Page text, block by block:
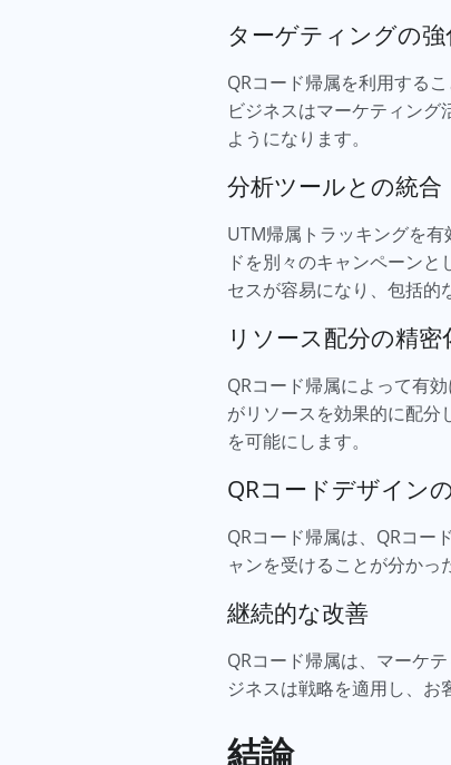
ターゲティングの強
QRコード帰属を利用する
ビジネスはマーケティン
ようになります。
分析ツールとの統合
UTM帰属トラッキングを
ドを別々のキャンペーン
セスが容易になり、包括的
リソース配分の精密
QRコード帰属によって有
がリソースを効果的に配分
を可能にします。
QRコードデザイン
QRコード帰属は、QRコー
ャンを受けることが分かっ
継続的な改善
QRコード帰属は、マーケ
ジネスは戦略を適用し、お
結論